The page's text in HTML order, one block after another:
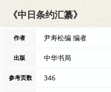
《中日条约汇纂》
作者 尹寿松编 编者
出版 中华书局
参考页数 346